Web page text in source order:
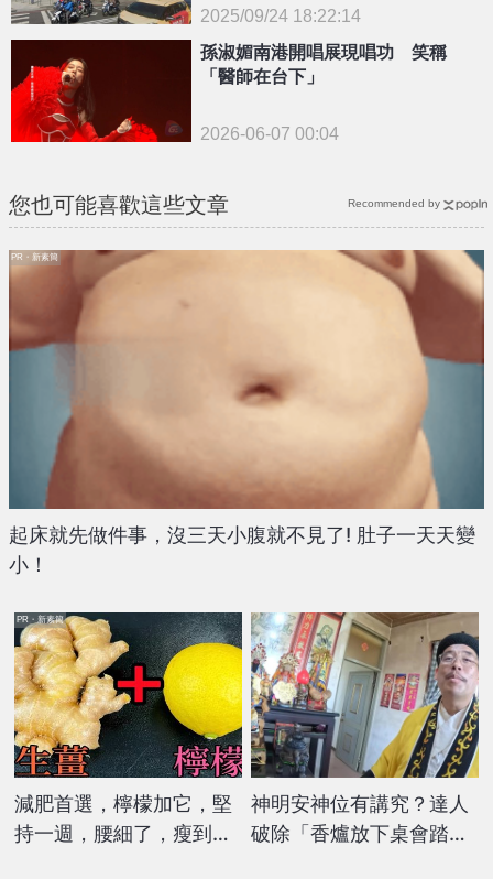
{PLAYICON}
2025/09/24 18:22:14
孫淑媚南港開唱展現唱功 笑稱
「醫師在台下」
2026-06-07 00:04
您也可能喜歡這些文章
起床就先做件事，沒三天小腹就不見了! 肚子一天天變
小！
PR・新素簡
減肥首選，檸檬加它，堅
持一週，腰細了，瘦到你
PR・新素簡
神明安神位有講究？達人
破除「香爐放下桌會踏
Recommended by